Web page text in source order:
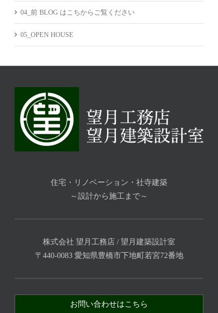
04_前 BLOG はこちからご覧ください
05_OPEN HOUSE
住宅・リノベーション・社寺建築
～設計から施工まで～
株式会社 望月工務店 / 望月建築設計室
〒440-0083 愛知県豊橋市下地町若宮72番地
お問い合わせはこちら